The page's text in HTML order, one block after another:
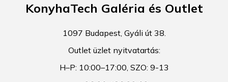
KonyhaTech Galéria és Outlet
1097 Budapest, Gyáli út 38.
Outlet üzlet nyitvatartás:
H–P: 10:00–17:00, SZO: 9-13